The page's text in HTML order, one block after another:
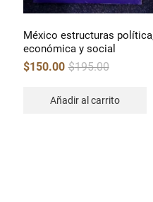
México estructuras
económica y social
$195.00Original
price
$150.00
Current
price
Añadir al carrito